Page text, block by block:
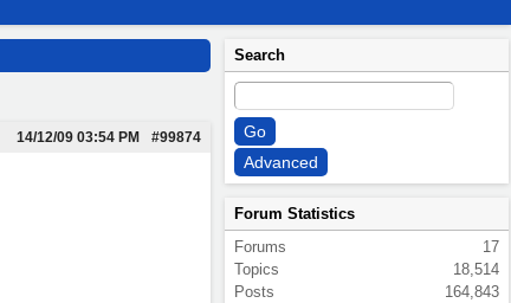
#99874
14/12/09 03:54 PM
Search
Forum Statistics
Forums
17
Topics
18,514
Posts
164,843